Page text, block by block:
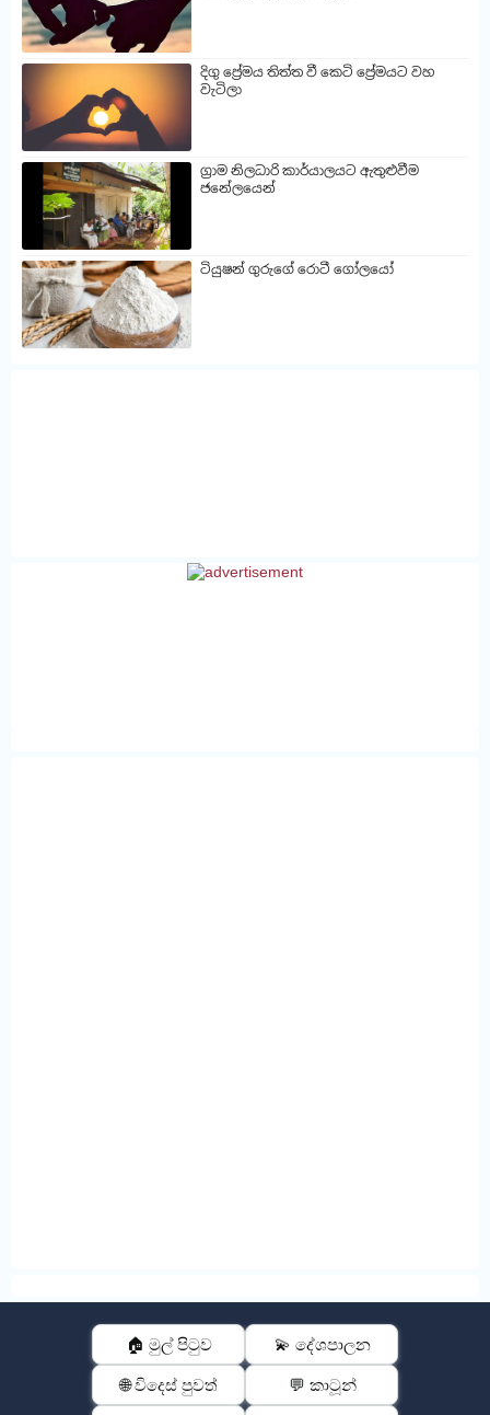
දිගු ප්‍රේමය තිත්ත වී කෙටි ප්‍රේමයට වහ
වැටිලා
ග්‍රාම නිලධාරි කාර්යාලයට ඇතුළුවීම
ජනේලයෙන්
ටියුෂන් ගුරුගේ රොටී ගෝලයෝ
🏠 මුල් පිටුව 💫 දේශපාලන
🌐 විදෙස් පුවත් 💬 කාටූන්